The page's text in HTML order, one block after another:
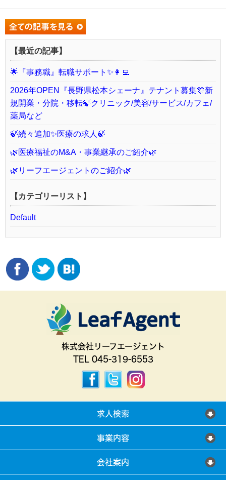
【最近の記事】
🌟『事務職』転職サポート✨👩‍💻
2026年OPEN『長野県松本シェーナ』テナント募集🎊新
規開業・分院・移転🍃クリニック/美容/サービス/カフェ/
薬局など
🍃続々追加✨医療の求人🍃
🌿医療福祉のM&A・事業継承のご紹介🌿
🌿リーフエージェントのご紹介🌿
【カテゴリーリスト】
Default
株式会社リーフエージェント
TEL 045-319-6553
求人検索
事業内容
会社案内